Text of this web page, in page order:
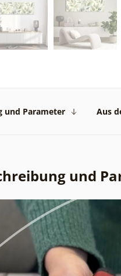
und Parameter Aus
und